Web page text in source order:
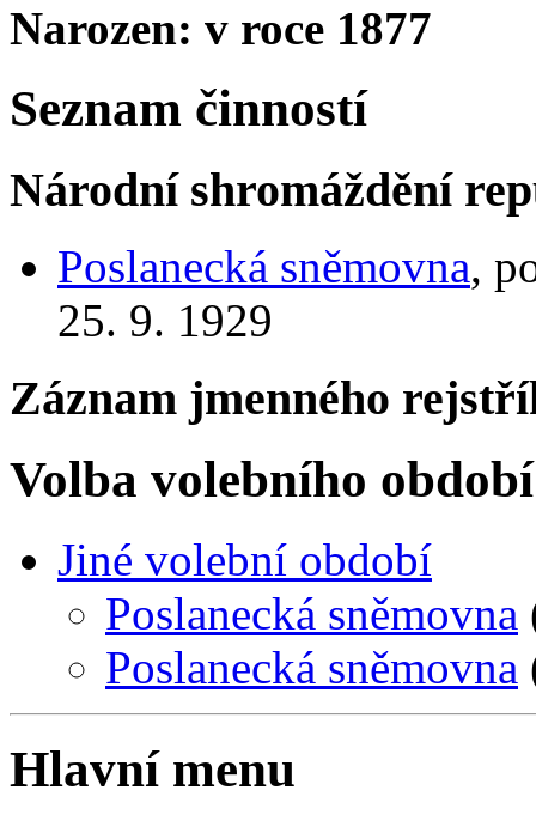
Narozen: v roce 1877
Seznam činností
Národní shromáždění
Poslanecká sněmovna,
25. 9. 1929
Záznam jmenného
Volba volebního období
Jiné volební období
Poslanecká sněmovna
Poslanecká sněmovna
Hlavní menu